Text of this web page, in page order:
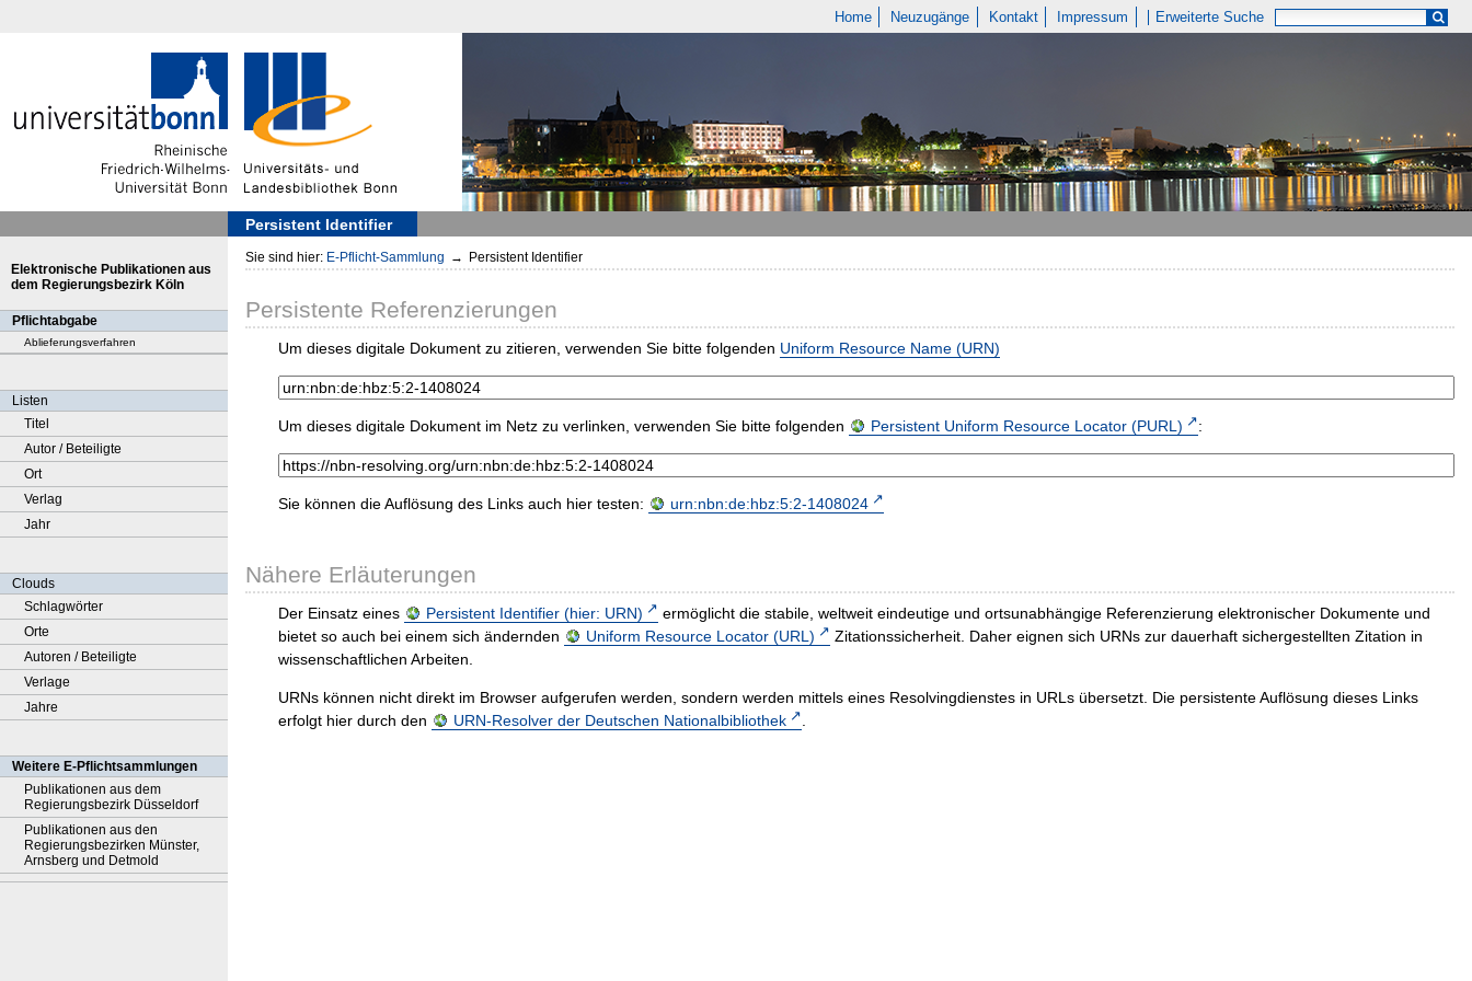
Home Neuzugänge Kontakt Impressum Erweiterte Suche
Persistent Identifier
Elektronische Publikationen aus
dem Regierungsbezirk Köln
Pflichtabgabe
Ablieferungsverfahren
Listen
Titel
Autor / Beteiligte
Ort
Verlag
Jahr
Clouds
Schlagwörter
Orte
Autoren / Beteiligte
Verlage
Jahre
Weitere E-Pflichtsammlungen
Publikationen aus dem
Regierungsbezirk Düsseldorf
Publikationen aus den
Regierungsbezirken Münster,
Arnsberg und Detmold
Sie sind hier: E-Pflicht-Sammlung → Persistent Identifier
Persistente Referenzierungen
Um dieses digitale Dokument zu zitieren, verwenden Sie bitte folgenden Uniform Resource Name (URN)
Um dieses digitale Dokument im Netz zu verlinken, verwenden Sie bitte folgenden Persistent Uniform Resource Locator (PURL) :
Sie können die Auflösung des Links auch hier testen: urn:nbn:de:hbz:5:2-1408024
Nähere Erläuterungen
Der Einsatz eines Persistent Identifier (hier: URN)
ermöglicht die stabile, weltweit eindeutige und ortsunabhängige Referenzierung elektronischer Dokumente und
bietet so auch bei einem sich ändernden
Uniform Resource Locator (URL)
Zitationssicherheit. Daher eignen sich URNs zur dauerhaft sichergestellten Zitation in
wissenschaftlichen Arbeiten.
URNs können nicht direkt im Browser aufgerufen werden, sondern werden mittels eines Resolvingdienstes in URLs übersetzt. Die persistente Auflösung dieses Links
erfolgt hier durch den
URN-Resolver der Deutschen Nationalbibliothek .